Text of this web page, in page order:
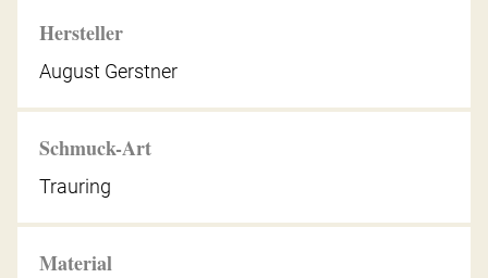
Hersteller
August Gerstner
Schmuck-Art
Trauring
Material